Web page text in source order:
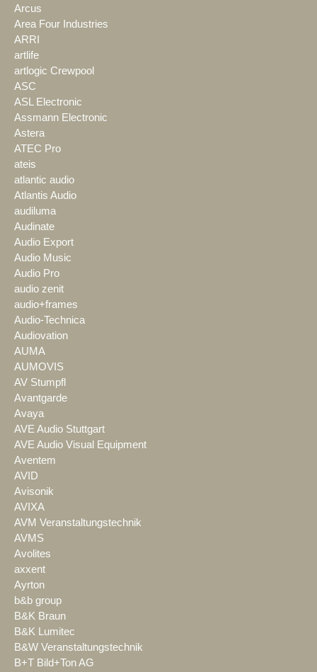
Arcus
Area Four Industries
ARRI
artlife
artlogic Crewpool
ASC
ASL Electronic
Assmann Electronic
Astera
ATEC Pro
ateis
atlantic audio
Atlantis Audio
audiluma
Audinate
Audio Export
Audio Music
Audio Pro
audio zenit
audio+frames
Audio-Technica
Audiovation
AUMA
AUMOVIS
AV Stumpfl
Avantgarde
Avaya
AVE Audio Stuttgart
AVE Audio Visual Equipment
Aventem
AVID
Avisonik
AVIXA
AVM Veranstaltungstechnik
AVMS
Avolites
axxent
Ayrton
b&b group
B&K Braun
B&K Lumitec
B&W Veranstaltungstechnik
B+T Bild+Ton AG